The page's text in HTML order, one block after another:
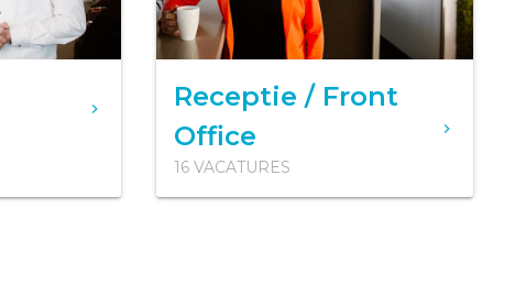
Receptie / Front
Office
16 VACATURES